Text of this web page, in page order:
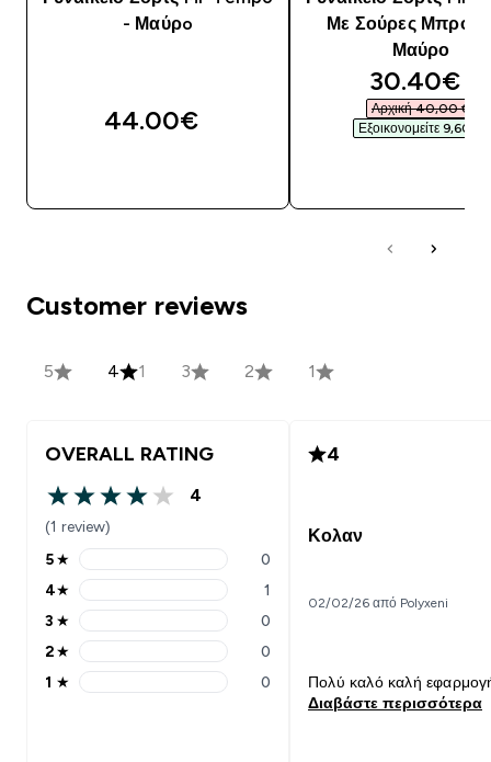
- Μαύρo
44.00€‎
Με Σούρες
Μαύρο
30.40€‎
Αρχική 40,00 €‎
Εξοικονομείτε 9,60 €‎
Customer reviews
5 4 1 3 2 1
OVERALL RATING
4 out of 5 stars
4
(1 review)
5 stars rating 0 reviews
5★ 0
4 stars rating 1 reviews
4★ 1
3 stars rating 0 reviews
3 ★ 0
2 stars rating 0 reviews
2★ 0
1 stars rating 0 reviews
1 ★ 0
4
Κολαν
02/02/26 από Polyxeni
Πολύ καλό καλή
Διαβάστε περισσότερα